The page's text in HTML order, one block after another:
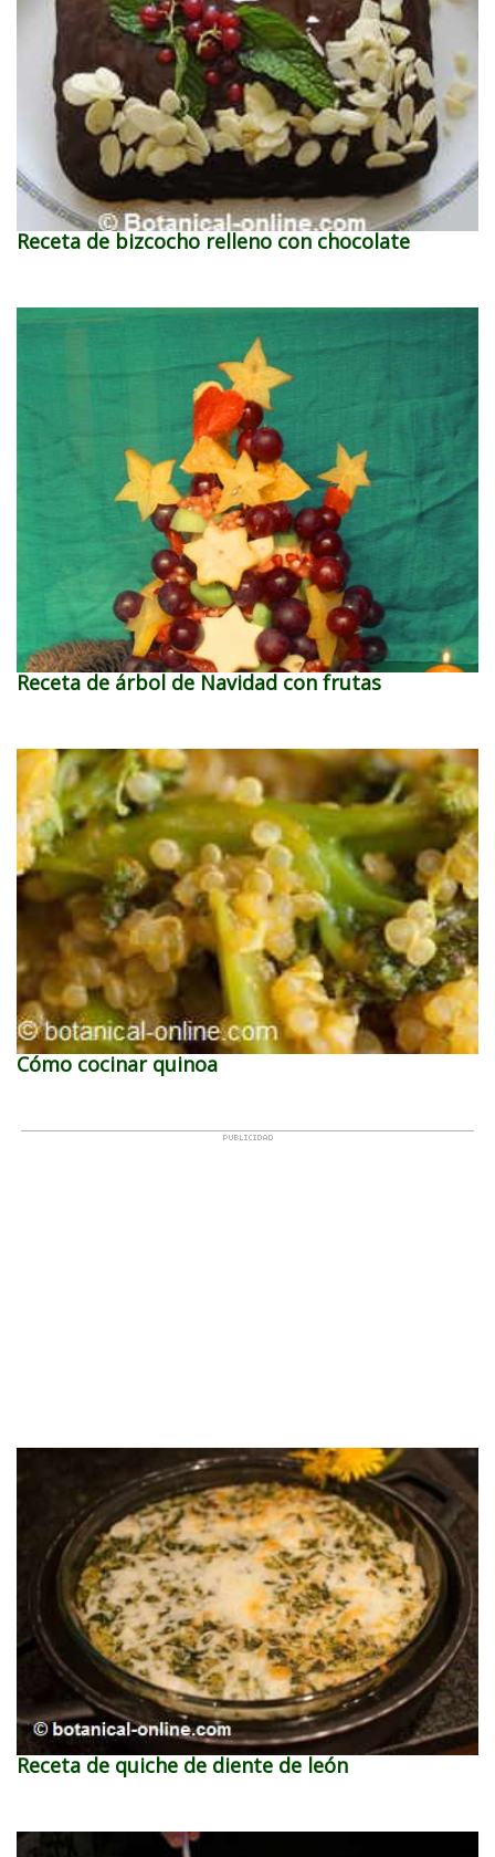
Receta de bizcocho relleno con chocolate
Receta de árbol de Navidad con frutas
Cómo cocinar quinoa
Receta de quiche de diente de león